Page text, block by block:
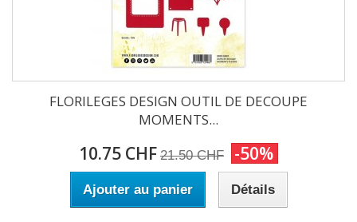
FLORILEGES DESIGN OUTIL DE DECOUPE
MOMENTS...
10.75 CHF 21.50 CHF -50%
Ajouter au panier Détails